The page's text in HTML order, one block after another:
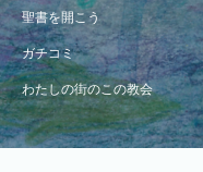
聖書を開こう
ガチコミ
わたしの街のこの教会